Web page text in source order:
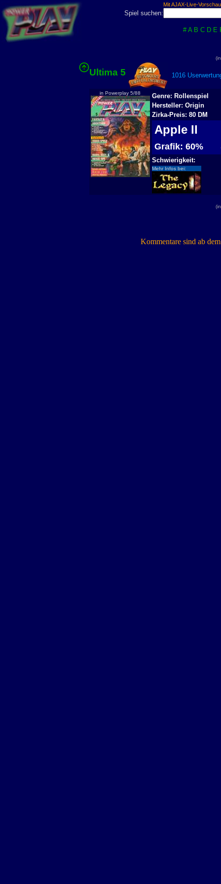
Mit AJAX-Live-
Spiel suchen:
# A B C D E
Ultima 5 1016
in Powerplay 5/88
Genre: Rollenspiel
Hersteller: Origin
Zirka-Preis: 80 DM
Apple II
Grafik: 60%
Schwierigkeit:
Mehr Infos bei:
Kommentare sind ab